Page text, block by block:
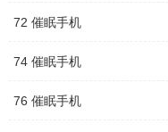
72 催眠手机
74 催眠手机
76 催眠手机